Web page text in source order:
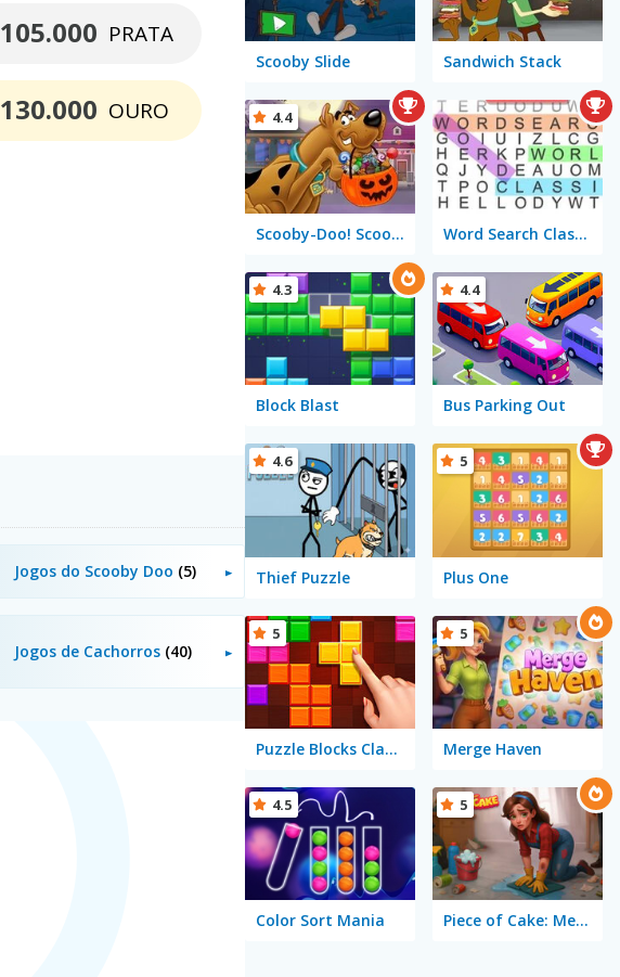
PRATA
105.000
OURO
130.000
Jogos do Scooby Doo (5)
Jogos de Cachorros (40)
Scooby Slide Sandwich Stack
Scooby-Doo! Scoobtober: Trick or Treat
4.4
Word Search Classic
Block Blast
4.3
Bus Parking Out
4.4
Thief Puzzle
4.6
Plus One
5
Puzzle Blocks Classic
5
Merge Haven
5
Color Sort Mania
4.5
Piece of Cake: Merge and Bake
5